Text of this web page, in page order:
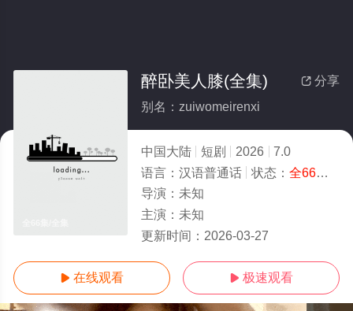
 分享
醉卧美人膝(全集)
别名：zuiwomeirenxi
中国大陆 短剧 2026
7.0
语言： 汉语普通话 状态： 全66集
导演： 未知
主演： 未知
更新时间： 2026-03-27
 在线观看  极速观看